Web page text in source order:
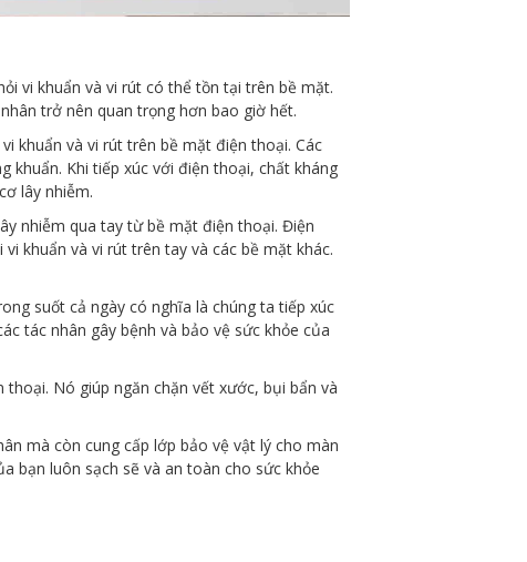
vi khuẩn và vi rút có thể tồn tại trên bề mặt.
trở nên quan trọng hơn bao giờ hết.
khuẩn và vi rút trên bề mặt điện thoại. Các
khuẩn. Khi tiếp xúc với điện thoại, chất kháng
lây nhiễm.
nhiễm qua tay từ bề mặt điện thoại. Điện
khuẩn và vi rút trên tay và các bề mặt khác.
suốt cả ngày có nghĩa là chúng ta tiếp xúc
tác nhân gây bệnh và bảo vệ sức khỏe của
Nó giúp ngăn chặn vết xước, bụi bẩn và
mà còn cung cấp lớp bảo vệ vật lý cho màn
bạn luôn sạch sẽ và an toàn cho sức khỏe